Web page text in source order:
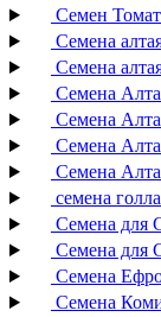
Семен
Семена
Семена
Семена
Семена
Семена
Семена
семена
Семена для
Семена для
Семена
Семена